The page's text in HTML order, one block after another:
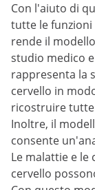
Con l'aiuto di
tutte le
rende il
studio medico
rappresenta la
cervello in
ricostruire tutte
Inoltre, il
consente
Le malattie e le
cervello